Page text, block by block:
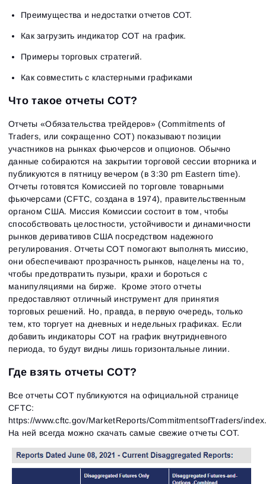
Преимущества и недостатки отчетов СОТ.
Как загрузить индикатор СОТ на график.
Примеры торговых стратегий.
Как совместить с кластерными графиками
Что такое отчеты СОТ?
Отчеты «Обязательства трейдеров» (Commitments of
Traders, или сокращенно COT) показывают позиции
участников на рынках фьючерсов и опционов. Обычно
данные собираются на закрытии торговой сессии вторника и
публикуются в пятницу вечером (в 3:30 pm Eastern time).
Отчеты готовятся Комиссией по торговле товарными
фьючерсами (CFTC, создана в 1974), правительственным
органом США. Миссия Комиссии состоит в том, чтобы
способствовать целостности, устойчивости и динамичности
рынков деривативов США посредством надежного
регулирования. Отчеты СОТ помогают выполнять миссию,
они обеспечивают прозрачность рынков, нацелены на то,
чтобы предотвратить пузыри, крахи и бороться с
манипуляциями на бирже. Кроме этого отчеты
предоставляют отличный инструмент для принятия
торговых решений. Но, правда, в первую очередь, только
тем, кто торгует на дневных и недельных графиках. Если
добавить индикаторы СОТ на график внутридневного
периода, то будут видны лишь горизонтальные линии.
Где взять отчеты СОТ?
Все отчеты СОТ публикуются на официальной странице
CFTC:
https://www.cftc.gov/MarketReports/CommitmentsofTraders/
На ней всегда можно скачать самые свежие отчеты СОТ.